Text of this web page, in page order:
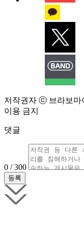
저작권자 ⓒ 브라보마
이용 금지
댓글
0 / 300